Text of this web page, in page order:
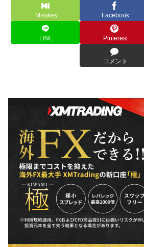
Misskey Facebook
LINE Pinterest
コメント